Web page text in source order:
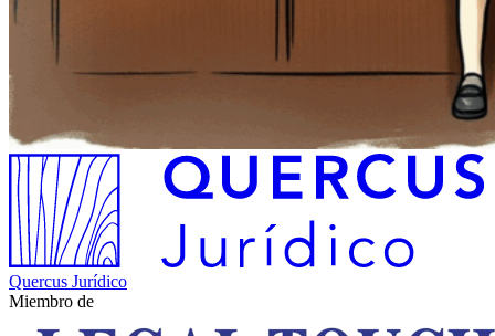
Quercus Jurídico
Miembro de